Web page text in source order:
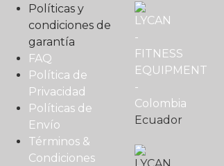
Políticas y
condiciones de
garantía
FAQ
Política de
Privacidad
Políticas de
Envío
Términos &
Condiciones
Ecuador